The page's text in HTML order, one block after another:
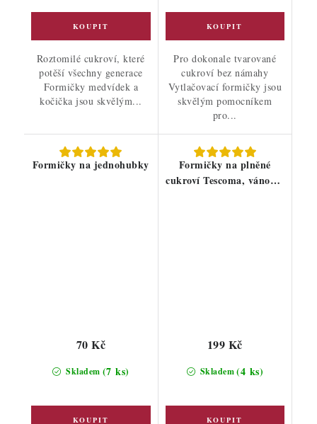
Roztomilé cukroví, které
potěší všechny generace
Formičky medvídek a
kočička jsou skvělým...
Pro dokonale tvarované
cukroví bez námahy
Vytlačovací formičky jsou
skvělým pomocníkem
pro...
Formičky na jednohubky
Skladem (7 ks)
70 Kč
Formičky na plněné
cukroví Tescoma, vánoční
Skladem(4 ks)
199 Kč